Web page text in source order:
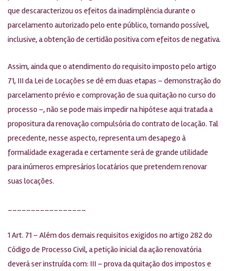
que descaracterizou os efeitos da inadimplência durante o
parcelamento autorizado pelo ente público, tornando possível,
inclusive, a obtenção de certidão positiva com efeitos de negativa.
Assim, ainda que o atendimento do requisito imposto pelo artigo
71, III da Lei de Locações se dê em duas etapas – demonstração do
parcelamento prévio e comprovação de sua quitação no curso do
processo –, não se pode mais impedir na hipótese aqui tratada a
propositura da renovação compulsória do contrato de locação. Tal
precedente, nesse aspecto, representa um desapego à
formalidade exagerada e certamente será de grande utilidade
para inúmeros empresários locatários que pretendem renovar
suas locações.
_________________
1 Art. 71 – Além dos demais requisitos exigidos no artigo 282 do
Código de Processo Civil, a petição inicial da ação renovatória
deverá ser instruída com: III – prova da quitação dos impostos e